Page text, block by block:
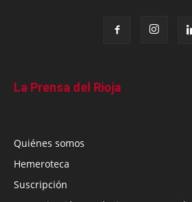
La Prensa del Rioja
Quiénes somos
Hemeroteca
Suscripción